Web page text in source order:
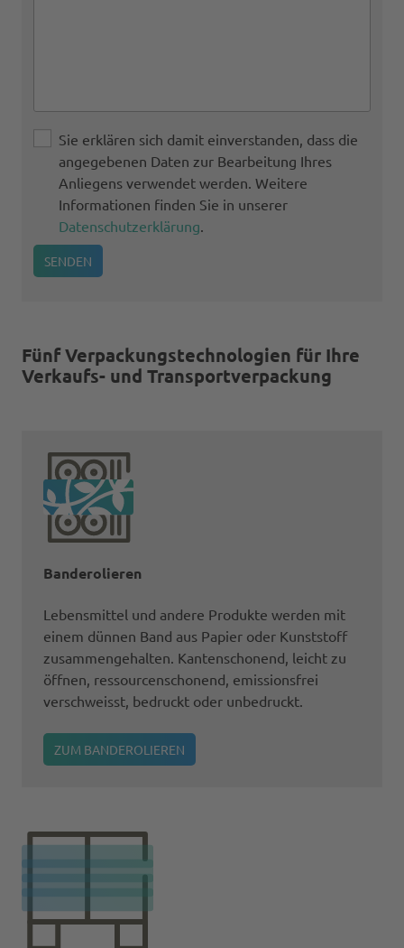
Sie erklären sich damit einverstanden, dass die
angegebenen Daten zur Bearbeitung Ihres
Anliegens verwendet werden. Weitere
Informationen finden Sie in unserer
Datenschutzerklärung
SENDEN
Fünf Verpackungstechnologien für Ihre
Verkaufs- und Transportverpackung
Banderolieren
Lebensmittel und andere Produkte werden mit
einem dünnen Band aus Papier oder Kunststoff
zusammengehalten. Kantenschonend, leicht zu
öffnen, ressourcenschonend, emissionsfrei
verschweisst, bedruckt oder unbedruckt.
ZUM BANDEROLIEREN